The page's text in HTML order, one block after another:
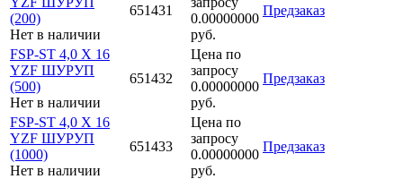
(200)
Нет в наличии
651431
0.00000000
руб.
Предзаказ
FSP-ST 4,0 X 16
YZF ШУРУП
(500)
Нет в наличии
651432
Цена по
запросу
0.00000000
руб.
Предзаказ
FSP-ST 4,0 X 16
YZF ШУРУП
(1000)
Нет в наличии
651433
Цена по
запросу
0.00000000
руб.
Предзаказ